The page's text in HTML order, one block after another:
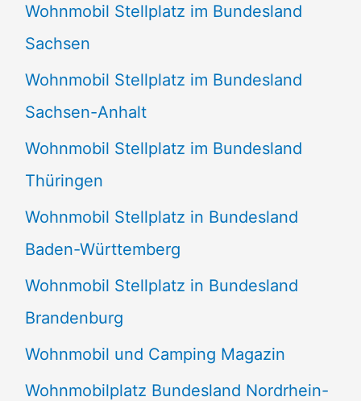
Wohnmobil Stellplatz im Bundesland
Sachsen
Wohnmobil Stellplatz im Bundesland
Sachsen-Anhalt
Wohnmobil Stellplatz im Bundesland
Thüringen
Wohnmobil Stellplatz in Bundesland
Baden-Württemberg
Wohnmobil Stellplatz in Bundesland
Brandenburg
Wohnmobil und Camping Magazin
Wohnmobilplatz Bundesland Nordrhein-